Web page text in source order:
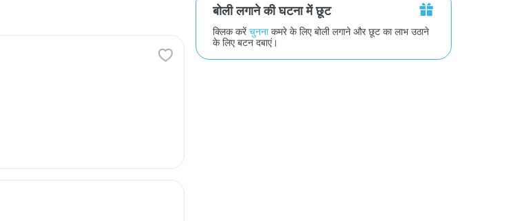
बोली लगाने की घटना में छूट
क्लिक करेंचुननाकमरे के लिए बोली लगाने और छूट का लाभ उठाने
के लिए बटन दबाएं।